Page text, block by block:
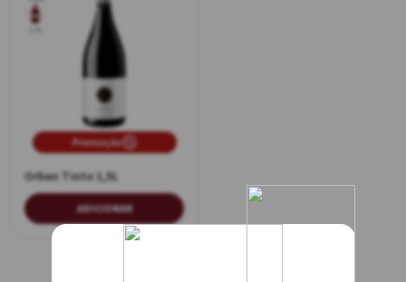
Promoção
Orben Tinto 1,5L
ADICIONAR